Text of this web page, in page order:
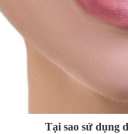
Tại sao sử dụng